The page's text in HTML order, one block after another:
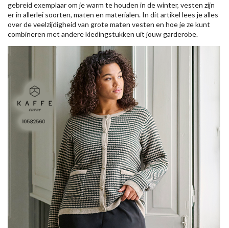
gebreid exemplaar om je warm te houden in de winter, vesten zijn
er in allerlei soorten, maten en materialen. In dit artikel lees je alles
over de veelzijdigheid van grote maten vesten en hoe je ze kunt
combineren met andere kledingstukken uit jouw garderobe.